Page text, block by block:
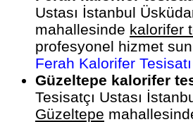
Ustası İstanbul
mahallesinde kalorifer
profesyonel hizmet
Ferah Kalorifer Tesisatı
Güzeltepe kalorifer
Tesisatçı Ustası
Güzeltepe